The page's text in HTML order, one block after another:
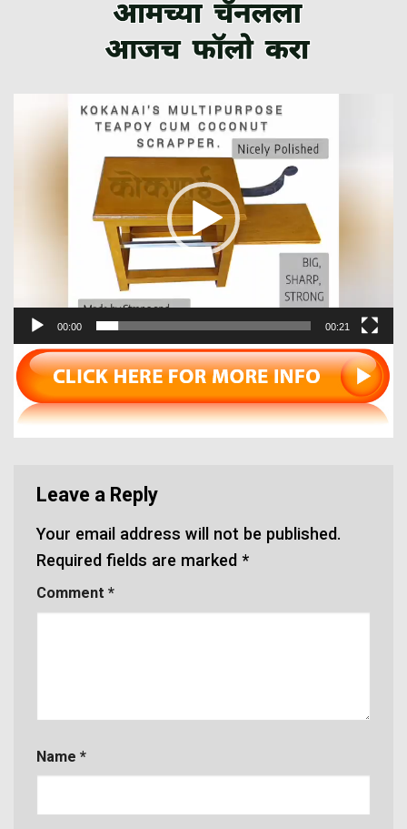
00:00 00:21
Leave a Reply
Your email address will not be published.
Required fields are marked *
Comment *
Name *